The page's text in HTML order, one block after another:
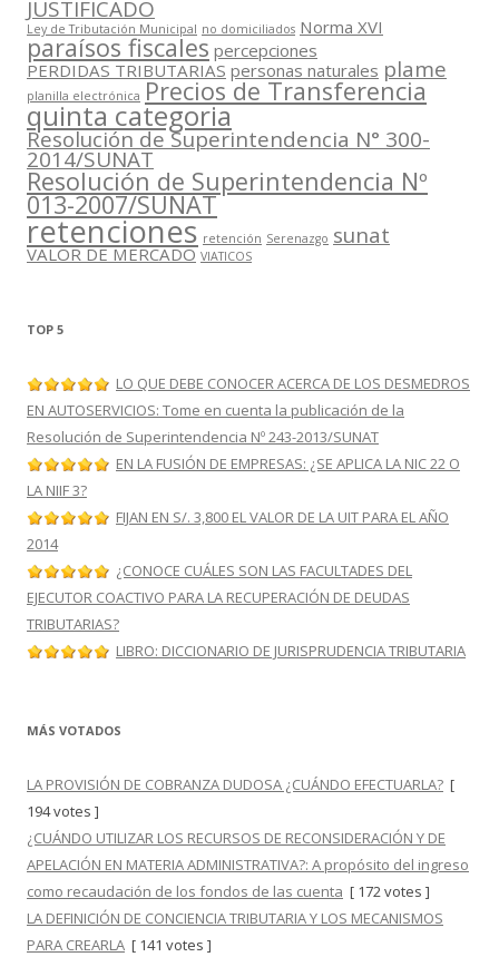
JUSTIFICADO
Ley de Tributación Municipal no domiciliados Norma XVI
paraísos fiscales percepciones
PERDIDAS TRIBUTARIAS personas naturales plame
planilla electrónica Precios de Transferencia
quinta categoria
Resolución de Superintendencia N° 300-
2014/SUNAT
Resolución de Superintendencia Nº
013-2007/SUNAT
retenciones retención Serenazgo sunat
VALOR DE MERCADO VIATICOS
TOP 5
LO QUE DEBE CONOCER ACERCA DE LOS DESMEDROS
EN AUTOSERVICIOS: Tome en cuenta la publicación de la
Resolución de Superintendencia Nº 243-2013/SUNAT
EN LA FUSIÓN DE EMPRESAS: ¿SE APLICA LA NIC 22 O
LA NIIF 3?
FIJAN EN S/. 3,800 EL VALOR DE LA UIT PARA EL AÑO
2014
¿CONOCE CUÁLES SON LAS FACULTADES DEL
EJECUTOR COACTIVO PARA LA RECUPERACIÓN DE DEUDAS
TRIBUTARIAS?
LIBRO: DICCIONARIO DE JURISPRUDENCIA TRIBUTARIA
MÁS VOTADOS
LA PROVISIÓN DE COBRANZA DUDOSA ¿CUÁNDO EFECTUARLA? [
194 votes ]
¿CUÁNDO UTILIZAR LOS RECURSOS DE RECONSIDERACIÓN Y DE
APELACIÓN EN MATERIA ADMINISTRATIVA?: A propósito del ingreso
como recaudación de los fondos de las cuenta [ 172 votes ]
LA DEFINICIÓN DE CONCIENCIA TRIBUTARIA Y LOS MECANISMOS
PARA CREARLA [ 141 votes ]